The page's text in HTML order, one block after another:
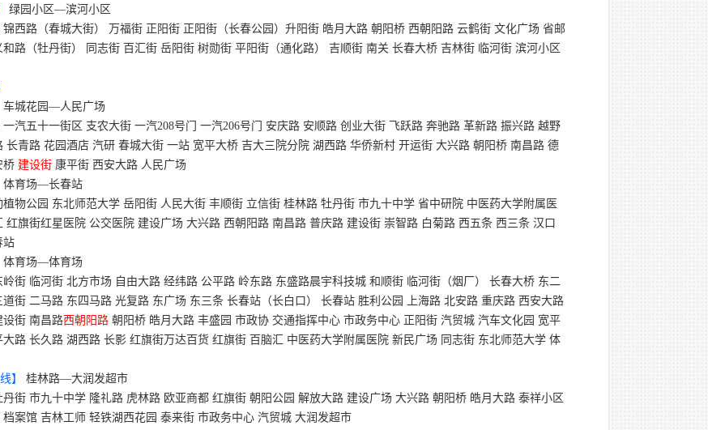
绿园小区—滨河小区
锦西路（春城大街） 万福街 正阳街 正阳街（长春公园）升阳街 皓月大路 朝阳桥 西朝阳路 云鹤街 文化广场 省邮
和路（牡丹街） 同志街 百汇街 岳阳街 树勋街 平阳街（通化路） 吉顺街 南关 长春大桥 吉林街 临河街 滨河小区
车城花园—人民广场
一汽五十一街区 支农大街 一汽208号门 一汽206号门 安庆路 安顺路 创业大街 飞跃路 奔驰路 革新路 振兴路 越野
长青路 花园酒店 汽研 春城大街 一站 宽平大桥 吉大三院分院 湖西路 华侨新村 开运街 大兴路 朝阳桥 南昌路 德
桥 建设街 康平街 西安大路 人民广场
体育场—长春站
植物公园 东北师范大学 岳阳街 人民大街 丰顺街 立信街 桂林路 牡丹街 市九十中学 省中研院 中医药大学附属医
红旗街红星医院 公交医院 建设广场 大兴路 西朝阳路 南昌路 普庆路 建设街 崇智路 白菊路 西五条 西三条 汉口
站
体育场—体育场
岭街 临河街 北方市场 自由大路 经纬路 公平路 岭东路 东盛路晨宇科技城 和顺街 临河街（烟厂） 长春大桥 东二
道街 二马路 东四马路 光复路 东广场 东三条 长春站（长白口） 长春站 胜利公园 上海路 北安路 重庆路 西安大路
设街 南昌路西朝阳路 朝阳桥 皓月大路 丰盛园 市政协 交通指挥中心 市政务中心 正阳街 汽贸城 汽车文化园 宽平
大路 长久路 湖西路 长影 红旗街万达百货 红旗街 百脑汇 中医药大学附属医院 新民广场 同志街 东北师范大学 体
线】
桂林路—大润发超市
丹街 市九十中学 隆礼路 虎林路 欧亚商都 红旗街 朝阳公园 解放大路 建设广场 大兴路 朝阳桥 皓月大路 泰祥小区
档案馆 吉林工师 轻铁湖西花园 泰来街 市政务中心 汽贸城 大润发超市